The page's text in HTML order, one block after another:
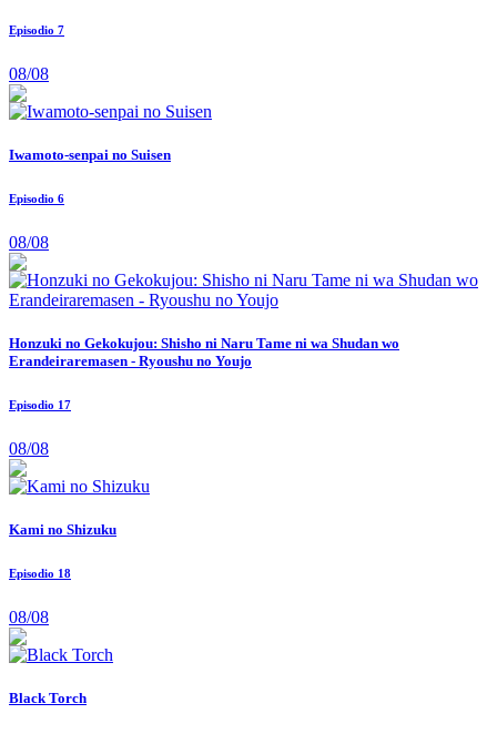
Episodio 7
08/08
Iwamoto-senpai no Suisen
Episodio 6
08/08
Honzuki no Gekokujou: Shisho ni Naru Tame ni wa Shudan wo
Erandeiraremasen - Ryoushu no Youjo
Episodio 17
08/08
Kami no Shizuku
Episodio 18
08/08
Black Torch